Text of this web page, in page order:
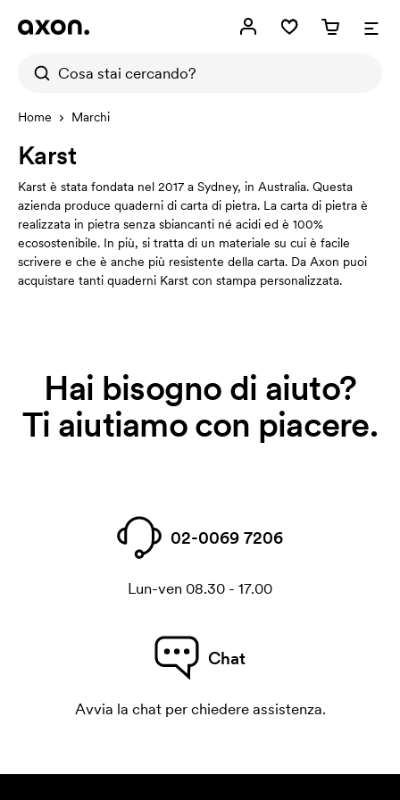
Home Marchi
Karst
Karst è stata fondata nel 2017 a Sydney, in Australia. Questa
azienda produce quaderni di carta di pietra. La carta di pietra è
realizzata in pietra senza sbiancanti né acidi ed è 100%
ecosostenibile. In più, si tratta di un materiale su cui è facile
scrivere e che è anche più resistente della carta. Da Axon puoi
acquistare tanti quaderni Karst con stampa personalizzata.
Hai bisogno di aiuto?
Ti aiutiamo con piacere.
02-0069 7206
Lun-ven 08.30 - 17.00
Chat
Avvia la chat per chiedere assistenza.